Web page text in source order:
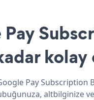
kolay
Pay Subscription
altbilginize